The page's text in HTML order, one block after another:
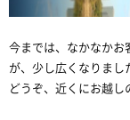
今までは、なかなかお
が、少し広くなりまし
どうぞ、近くにお越し